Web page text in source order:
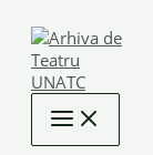
content